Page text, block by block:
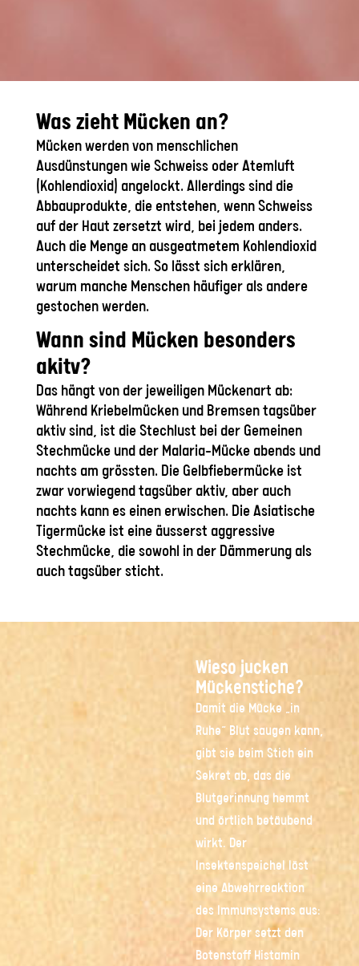
Was zieht Mücken an?
Mücken werden von menschlichen
Ausdünstungen wie Schweiss oder Atemluft
(Kohlendioxid) angelockt. Allerdings sind die
Abbauprodukte, die entstehen, wenn Schweiss
auf der Haut zersetzt wird, bei jedem anders.
Auch die Menge an ausgeatmetem Kohlendioxid
unterscheidet sich. So lässt sich erklären,
warum manche Menschen häufiger als andere
gestochen werden.
Wann sind Mücken besonders
akitv?
Das hängt von der jeweiligen Mückenart ab:
Während Kriebelmücken und Bremsen tagsüber
aktiv sind, ist die Stechlust bei der Gemeinen
Stechmücke und der Malaria-Mücke abends und
nachts am grössten. Die Gelbfiebermücke ist
zwar vorwiegend tagsüber aktiv, aber auch
nachts kann es einen erwischen. Die Asiatische
Tigermücke ist eine äusserst aggressive
Stechmücke, die sowohl in der Dämmerung als
auch tagsüber sticht.
Wieso jucken
Mückenstiche?
Damit die Mücke „in
Ruhe“ Blut saugen kann,
gibt sie beim Stich ein
Sekret ab, das die
Blutgerinnung hemmt
und örtlich betäubend
wirkt. Der
Insektenspeichel löst
eine Abwehrreaktion
des Immunsystems aus:
Der Körper setzt den
Botenstoff Histamin